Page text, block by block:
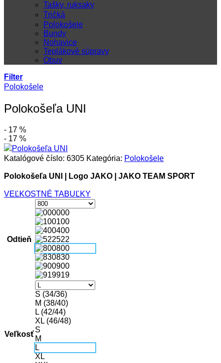
Tašky, ruksaky
Tričká
Polokošele
Bundy
Nohavice
Teplákové súpravy
Obuv
Filter
Polokošele
Polokošeľa UNI
- 17 %
- 17 %
Katalógové číslo: 6305 Kategória: Polokošele
Polokošeľa UNI | Logo JAKO | JAKO TEAM SPORT
VEĽKOSTNÉ TABUĽKY
Odtieň
000
100
400
522
800
830
900
919
Veľkosť
S (34/36)
M (38/40)
L (42/44)
XL (46/48)
S
M
L
XL